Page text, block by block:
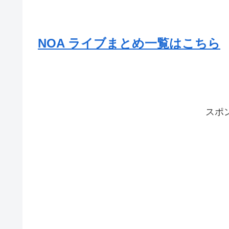
NOA ライブまとめ一覧はこちら
スポ